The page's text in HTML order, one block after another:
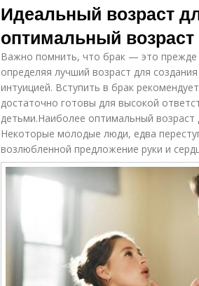
Идеальный возраст
оптимальный
Важно помнить, что брак — это прежде
определяя лучший возраст для
интуицией. Вступить в брак
достаточно готовы для высокой
детьми.Наиболее оптимальный
Некоторые молодые люди, едва
возлюбленной предложение руки и